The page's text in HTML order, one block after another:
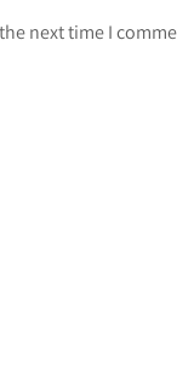
next time I